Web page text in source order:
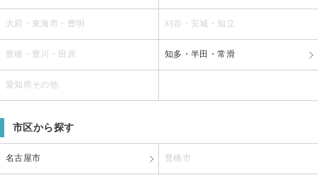
大府・東海市・豊明 刈谷・安城・知立
豊橋・豊川・田原 知多・半田・常滑
愛知県その他
市区から探す
名古屋市 豊橋市